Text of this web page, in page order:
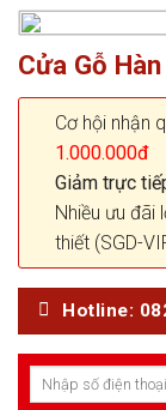
Cửa Gỗ
Cơ hội nhận
1.000.000đ
Giảm trực
Nhiều ưu đãi
thiết (SGD-
Hotline: